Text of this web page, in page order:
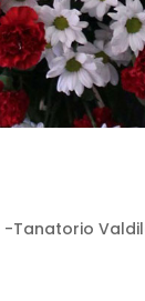
-Tanatorio